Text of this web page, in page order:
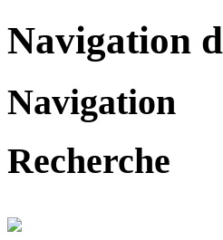
Navigation
Navigation
Recherche